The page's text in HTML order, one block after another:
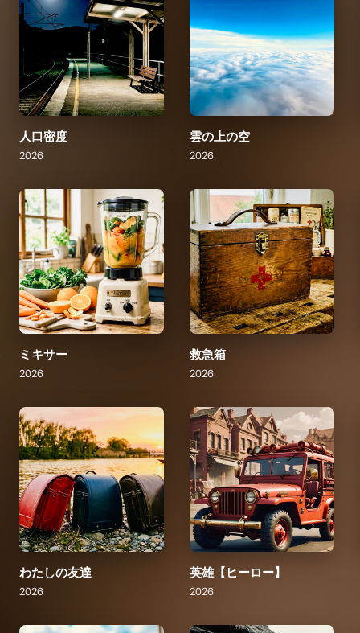
人口密度
2026
雲の上の空
2026
ミキサー
2026
救急箱
2026
わたしの友達
2026
英雄【ヒーロー】
2026